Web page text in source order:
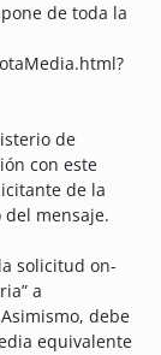
de toda la
de
con este
de la
mensaje.
solicitud on-
a
debe
equivalente